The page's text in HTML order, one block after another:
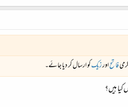
فاتحاورزیککو ارسال کر دیا جائے۔
ہیں؟